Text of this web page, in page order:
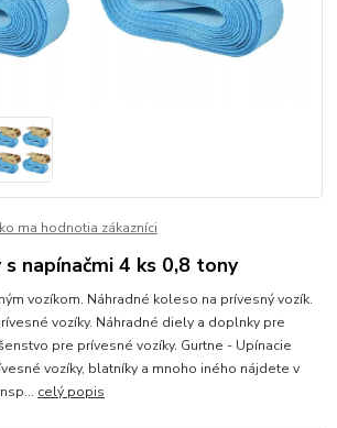
ma hodnotia zákazníci
napínačmi 4 ks 0,8 tony
vozíkom. Náhradné koleso na prívesný vozík.
vozíky. Náhradné diely a doplnky pre
pre prívesné vozíky. Gurtne - Upínacie
vozíky, blatníky a mnoho iného nájdete v
celý popis